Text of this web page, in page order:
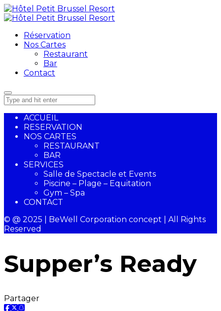
Réservation
Nos Cartes
Restaurant
Bar
Contact
ACCUEIL
RESERVATION
NOS CARTES
RESTAURANT
BAR
SERVICES
Salle de Spectacle et Events
Piscine – Plage – Equitation
Gym – Spa
CONTACT
© @ 2025 | BeWell Corporation concept | All Rights
Reserved
Supper’s Ready
Partager